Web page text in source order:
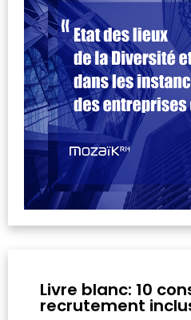
Livre blanc: 10
recrutement